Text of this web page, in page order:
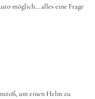
möglich… alles eine Frage
um einen Helm zu